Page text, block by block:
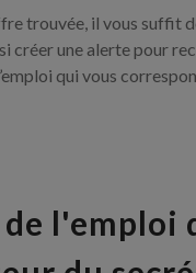
trouvée, il vous suffit
créer une alerte pour
qui vous
de l'emploi